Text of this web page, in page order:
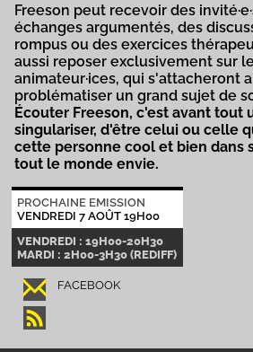
Freeson peut recevoir des
échanges argumentés, des
rompus ou des exercices
aussi reposer exclusivement sur
animateur·ices, qui s'attacheront
problématiser un grand sujet de
Écouter Freeson, c'est avant tout
singulariser, d'être celui ou celle
cette personne cool et bien dans
tout le monde envie.
PROCHAINE EMISSION
VENDREDI 7 AOÛT 19H00
VENDREDI : 19H00-20H30
MARDI : 2H00-3H30 (REDIFF)
FACEBOOK